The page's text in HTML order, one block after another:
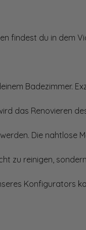
findest du in dem
Badezimmer.
das Renovieren
Die nahtlose
zu reinigen,
Konfigurators